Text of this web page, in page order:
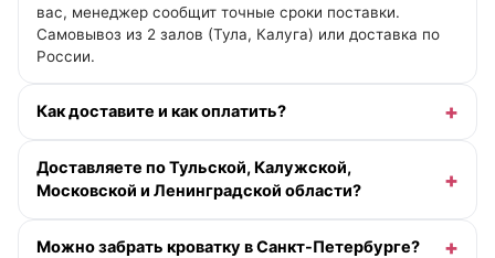
вас, менеджер сообщит точные сроки поставки.
Самовывоз из 2 залов (Тула, Калуга) или доставка по
России.
Как доставите и как оплатить?
Доставляете по Тульской, Калужской,
Московской и Ленинградской области?
Можно забрать кроватку в Санкт-Петербурге?